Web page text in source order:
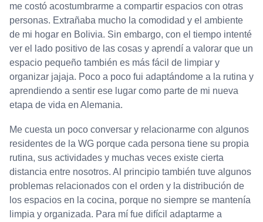
me costó acostumbrarme a compartir espacios con otras
personas. Extrañaba mucho la comodidad y el ambiente
de mi hogar en Bolivia. Sin embargo, con el tiempo intenté
ver el lado positivo de las cosas y aprendí a valorar que un
espacio pequeño también es más fácil de limpiar y
organizar jajaja. Poco a poco fui adaptándome a la rutina y
aprendiendo a sentir ese lugar como parte de mi nueva
etapa de vida en Alemania.
Me cuesta un poco conversar y relacionarme con algunos
residentes de la WG porque cada persona tiene su propia
rutina, sus actividades y muchas veces existe cierta
distancia entre nosotros. Al principio también tuve algunos
problemas relacionados con el orden y la distribución de
los espacios en la cocina, porque no siempre se mantenía
limpia y organizada. Para mí fue difícil adaptarme a